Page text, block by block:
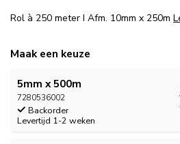
Rol à 250 meter I Afm. 10mm x 250m
Maak een keuze
5mm x 500m
7280536002
Backorder
Levertijd 1-2 weken